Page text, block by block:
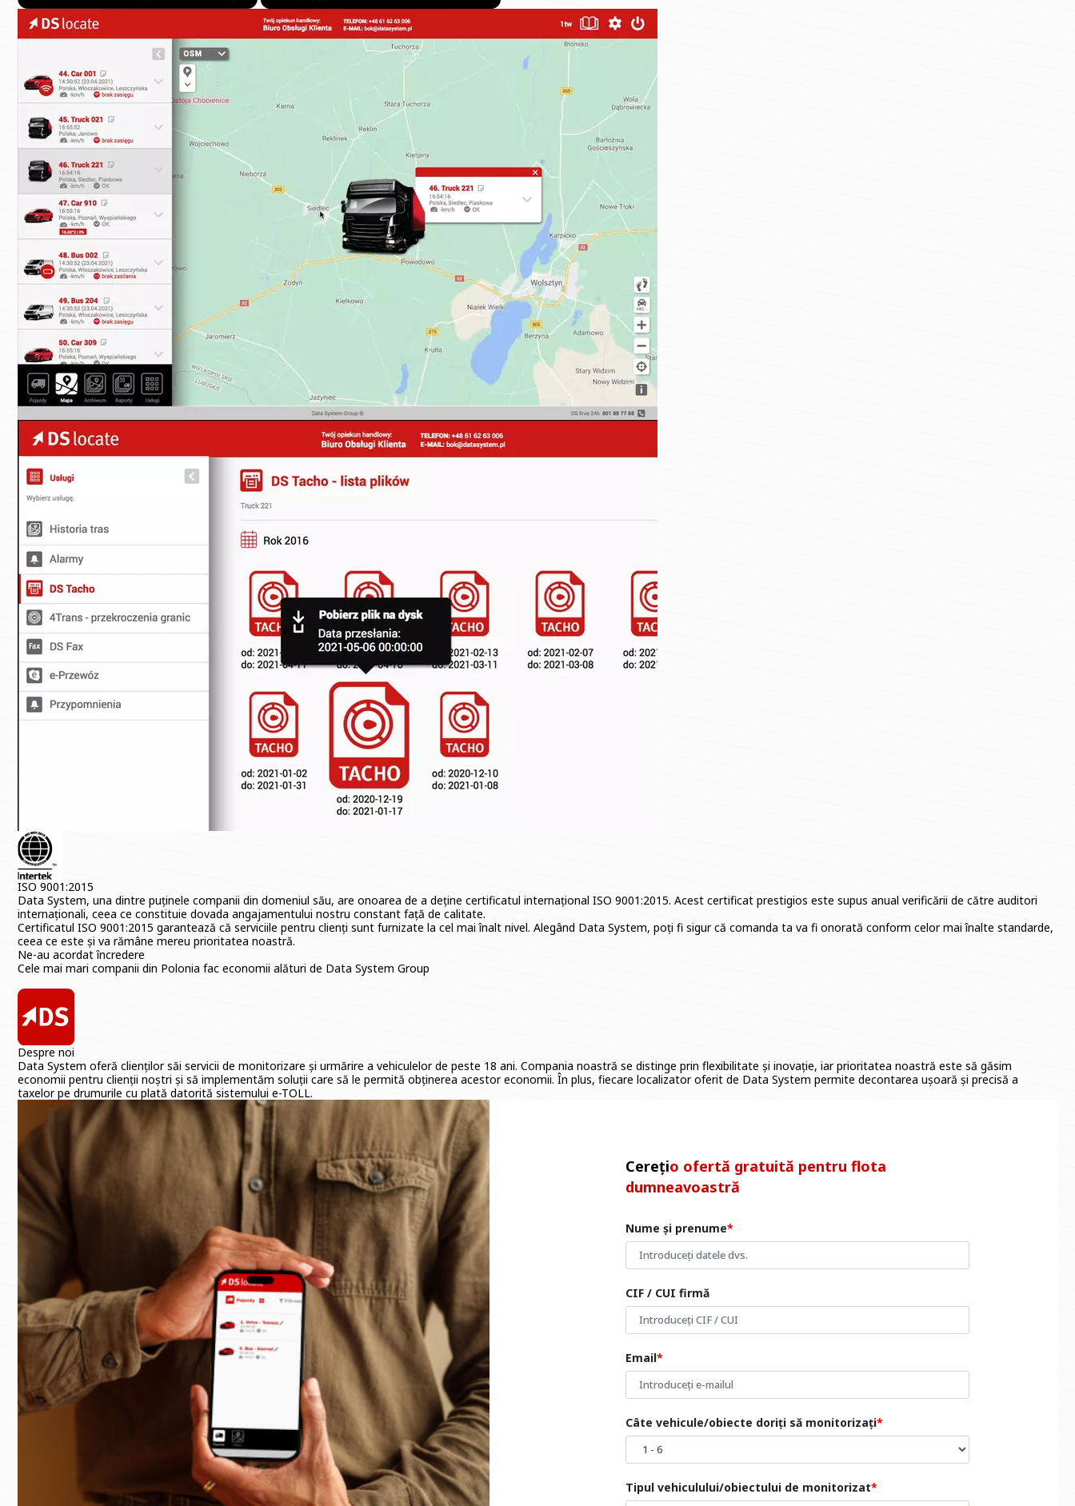
ISO 9001:2015
Data System, una dintre puținele companii din domeniul său, are onoarea de a deține certificatul internațional ISO 9001:2015. Acest certificat prestigios este supus anual verificării de către auditori
internaționali, ceea ce constituie dovada angajamentului nostru constant față de calitate.
Certificatul ISO 9001:2015 garantează că serviciile pentru clienți sunt furnizate la cel mai înalt nivel. Alegând Data System, poți fi sigur că comanda ta va fi onorată conform celor mai înalte standarde,
ceea ce este și va rămâne mereu prioritatea noastră.
Ne-au acordat încredere
Cele mai mari companii din Polonia fac economii alături de Data System Group
Despre noi
Data System oferă clienților săi servicii de monitorizare și urmărire a vehiculelor de peste 18 ani. Compania noastră se distinge prin flexibilitate și inovație, iar prioritatea noastră este să găsim
economii pentru clienții noștri și să implementăm soluții care să le permită obținerea acestor economii. În plus, fiecare localizator oferit de Data System permite decontarea ușoară și precisă a
taxelor pe drumurile cu plată datorită sistemului e-TOLL.
Cerețio ofertă gratuită pentru flota
dumneavoastră
Nume și prenume
CIF / CUI firmă
Email
Câte vehicule/obiecte doriți să monitorizați
Tipul vehiculului/obiectului de monitorizat